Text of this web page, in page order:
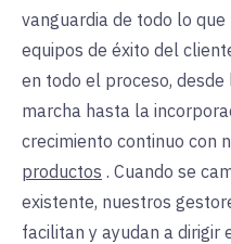
vanguardia de todo lo
equipos de éxito del
en todo el proceso,
marcha hasta la
crecimiento continuo con
productos . Cuando se
existente, nuestros
facilitan y ayudan a dirigir